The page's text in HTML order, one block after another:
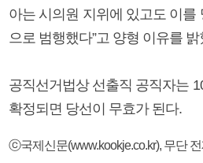
아는 시의원 지위에 있고도 이를
으로 범행했다”고 양형 이유를 밝
공직선거법상 선출직 공직자는
확정되면 당선이 무효가 된다.
ⓒ국제신문(www.kookje.co.kr), 무단